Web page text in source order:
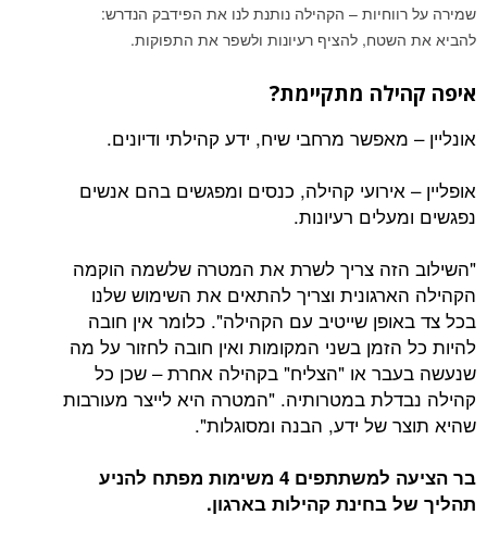
שמירה על רווחיות – הקהילה נותנת לנו את הפידבק הנדרש:
להביא את השטח, להציף רעיונות ולשפר את התפוקות.
איפה קהילה מתקיימת?
אונליין – מאפשר מרחבי שיח, ידע קהילתי ודיונים.
אופליין – אירועי קהילה, כנסים ומפגשים בהם אנשים
נפגשים ומעלים רעיונות.
"השילוב הזה צריך לשרת את המטרה שלשמה הוקמה
הקהילה הארגונית וצריך להתאים את השימוש שלנו
בכל צד באופן שייטיב עם הקהילה". כלומר אין חובה
להיות כל הזמן בשני המקומות ואין חובה לחזור על מה
שנעשה בעבר או "הצליח" בקהילה אחרת – שכן כל
קהילה נבדלת במטרותיה. "המטרה היא לייצר מעורבות
שהיא תוצר של ידע, הבנה ומסוגלות".
בר הציעה למשתתפים 4 משימות מפתח להניע
תהליך של בחינת קהילות בארגון.